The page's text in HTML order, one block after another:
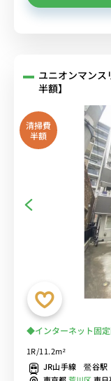
ユニオンマンス
半額】
清掃費
半額
◆インターネット固
出張・研修の徒歩通
張のご利用で人気♪
1R/11.2m²
JR山手線 鶯谷